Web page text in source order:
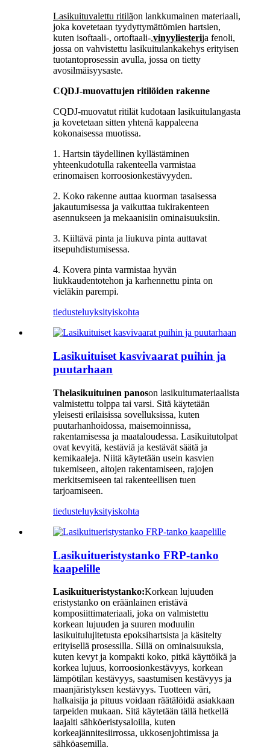
Lasikuituvalettu ritiläon lankkumainen materiaali,
joka kovetetaan tyydyttymättömien hartsien,
kuten isoftaali-, ortoftaali-,vinyyliesterija fenoli,
jossa on vahvistettu lasikuitulankakehys erityisen
tuotantoprosessin avulla, jossa on tietty
avosilmäisyysaste.
CQDJ-muovattujen ritilöiden rakenne
CQDJ-muovatut ritilät kudotaan lasikuitulangasta
ja kovetetaan sitten yhtenä kappaleena
kokonaisessa muotissa.
1. Hartsin täydellinen kyllästäminen
yhteenkudotulla rakenteella varmistaa
erinomaisen korroosionkestävyyden.
2. Koko rakenne auttaa kuorman tasaisessa
jakautumisessa ja vaikuttaa tukirakenteen
asennukseen ja mekaanisiin ominaisuuksiin.
3. Kiiltävä pinta ja liukuva pinta auttavat
itsepuhdistumisessa.
4. Kovera pinta varmistaa hyvän
liukkaudentotehon ja karhennettu pinta on
vieläkin parempi.
tiedusteluyksityiskohta
Lasikuituiset kasvivaarat puihin ja
puutarhaan
Thelasikuituinen panoson lasikuitumateriaalista
valmistettu tolppa tai varsi. Sitä käytetään
yleisesti erilaisissa sovelluksissa, kuten
puutarhanhoidossa, maisemoinnissa,
rakentamisessa ja maataloudessa. Lasikuitutolpat
ovat kevyitä, kestäviä ja kestävät säätä ja
kemikaaleja. Niitä käytetään usein kasvien
tukemiseen, aitojen rakentamiseen, rajojen
merkitsemiseen tai rakenteellisen tuen
tarjoamiseen.
tiedusteluyksityiskohta
Lasikuitueristystanko FRP-tanko
kaapelille
Lasikuitueristystanko:Korkean lujuuden
eristystanko on eräänlainen eristävä
komposiittimateriaali, joka on valmistettu
korkean lujuuden ja suuren moduulin
lasikuitulujitetusta epoksihartsista ja käsitelty
erityisellä prosessilla. Sillä on ominaisuuksia,
kuten kevyt ja kompakti koko, pitkä käyttöikä ja
korkea lujuus, korroosionkestävyys, korkean
lämpötilan kestävyys, saastumisen kestävyys ja
maanjäristyksen kestävyys. Tuotteen väri,
halkaisija ja pituus voidaan räätälöidä asiakkaan
tarpeiden mukaan. Sitä käytetään tällä hetkellä
laajalti sähköeristysaloilla, kuten
korkeajännitesiirrossa, ukkosenjohtimissa ja
sähköasemilla.